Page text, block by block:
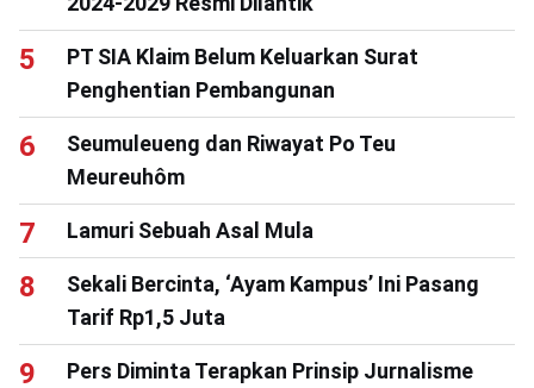
PT SIA Klaim Belum Keluarkan Surat
Penghentian Pembangunan
Seumuleueng dan Riwayat Po Teu
Meureuhôm
Lamuri Sebuah Asal Mula
Sekali Bercinta, ‘Ayam Kampus’ Ini Pasang
Tarif Rp1,5 Juta
Pers Diminta Terapkan Prinsip Jurnalisme